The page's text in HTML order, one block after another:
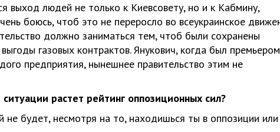
людей не только к Киевсовету, но и к Кабмину,
боюсь, чтоб это не переросло во всеукраинское
должно заниматься тем, чтоб были сохранены
газовых контрактов. Янукович, когда был
предприятия, нынешнее правительство этим не
растет рейтинг оппозиционных сил?
будет, несмотря на то, находишься ты в оппозиции или